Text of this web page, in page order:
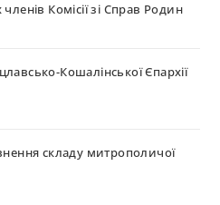
Комісії зі Справ Родин
Кошалінської Єпархії
складу митрополичої